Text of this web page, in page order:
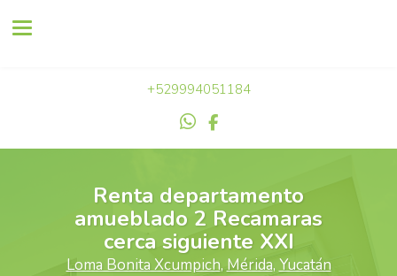
Toggle navigation
+529994051184
Renta departamento
amueblado 2 Recamaras
cerca siguiente XXI
Loma Bonita Xcumpich, Mérida, Yucatán